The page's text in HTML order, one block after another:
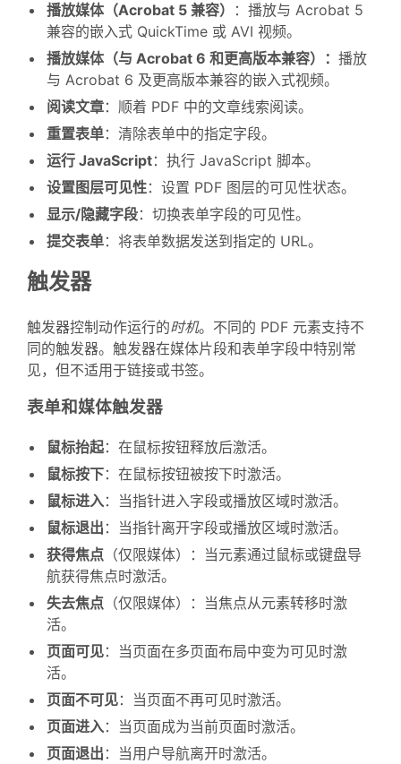
播放媒体（Acrobat 5 兼容）
：播放与 Acrobat 5
兼容的嵌入式 QuickTime 或 AVI 视频。
播放媒体（与 Acrobat 6 和更高版本兼容）： 播放
与 Acrobat 6 及更高版本兼容的嵌入式视频。
阅读文章：顺着 PDF 中的文章线索阅读。
重置表单：清除表单中的指定字段。
运行 JavaScript：执行 JavaScript 脚本。
设置图层可见性：设置 PDF 图层的可见性状态。
显示/隐藏字段：切换表单字段的可见性。
提交表单：将表单数据发送到指定的 URL。
触发器
触发器控制动作运行的时机。不同的 PDF 元素支持不
同的触发器。触发器在媒体片段和表单字段中特别常
见，但不适用于链接或书签。
表单和媒体触发器
鼠标抬起：在鼠标按钮释放后激活。
鼠标按下：在鼠标按钮被按下时激活。
鼠标进入：当指针进入字段或播放区域时激活。
鼠标退出 ：当指针离开字段或播放区域时激活。
获得焦点 （仅限媒体）：当元素通过鼠标或键盘导
航获得焦点时激活。
失去焦点 （仅限媒体）：当焦点从元素转移时激
活。
页面可见：当页面在多页面布局中变为可见时激
活。
页面不可见：当页面不再可见时激活。
页面进入：当页面成为当前页面时激活。
页面退出 ：当用户导航离开时激活。